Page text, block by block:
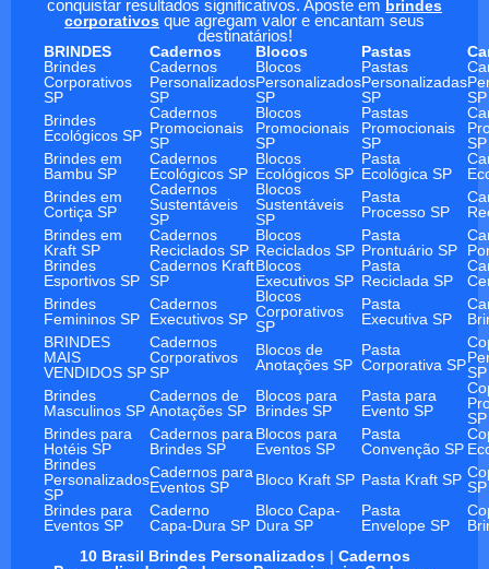
conquistar resultados significativos. Aposte em brindes
corporativos que agregam valor e encantam seus
destinatários!
BRINDES
Cadernos Blocos Pastas
Brindes
Corporativos
SP
Cadernos
Personalizados
SP
Blocos
Personalizados
SP
Pastas
Personalizadas
SP
SP
Brindes
Ecológicos SP
Cadernos
Promocionais
SP
Blocos
Promocionais
SP
Pastas
Promocionais
SP
SP
Brindes em
Bambu SP
Cadernos
Ecológicos SP
Blocos
Ecológicos SP
Pasta
Ecológica SP
Brindes em
Cortiça SP
Cadernos
Sustentáveis
SP
Blocos
Sustentáveis
SP
Pasta
Processo SP
Brindes em
Kraft SP
Cadernos
Reciclados SP
Blocos
Reciclados SP
Pasta
Prontuário SP
Brindes
Esportivos SP
Cadernos Kraft
SP
Blocos
Executivos SP
Pasta
Reciclada SP
Brindes
Femininos SP
Cadernos
Executivos SP
Blocos
Corporativos
SP
Pasta
Executiva SP
BRINDES
MAIS
VENDIDOS SP
Cadernos
Corporativos
SP
Blocos de
Anotações SP
Pasta
Corporativa SPSP
Brindes
Masculinos SP
Cadernos de
Anotações SP
Blocos para
Brindes SP
Pasta para
Evento SP
SP
Brindes para
Hotéis SP
Cadernos para
Brindes SP
Blocos para
Eventos SP
Pasta
Convenção SP
Brindes
Personalizados
SP
Cadernos para
Eventos SP
Bloco Kraft SP Pasta Kraft SP SP
Brindes para
Eventos SP
Caderno
Capa-Dura SP
Bloco Capa-
Dura SP
Pasta
Envelope SP
10 Brasil Brindes Personalizados| Cadernos